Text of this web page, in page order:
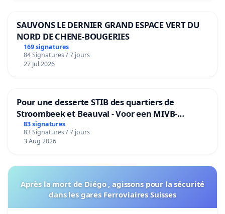
SAUVONS LE DERNIER GRAND ESPACE VERT DU
NORD DE CHENE-BOUGERIES
169 signatures
84 Signatures / 7 jours
27 Jul 2026
Pour une desserte STIB des quartiers de
Stroombeek et Beauval - Voor een MIVB-
bediening van de wijken Strombeek en Het
Voor
83 signatures
83 Signatures / 7 jours
3 Aug 2026
Après la mort de Diégo , agissons pour la sécurité
dans les gares Ferroviaires Suisses